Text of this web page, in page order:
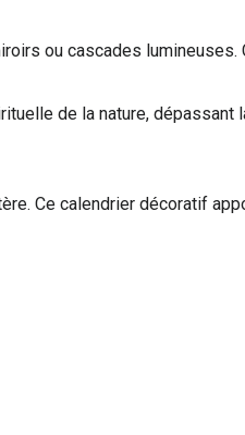
ou cascades lumineuses.
de la nature,
Ce calendrier décoratif